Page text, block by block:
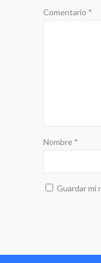
Comentario *
Nombre *
Guardar mi